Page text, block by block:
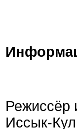
Режиссёр
Иссык-